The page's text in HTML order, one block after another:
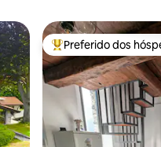
Entre os melhores
Preferido dos